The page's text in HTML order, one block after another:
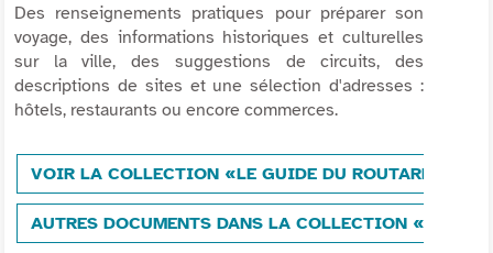
Des renseignements pratiques pour préparer son
voyage, des informations historiques et culturelles
sur la ville, des suggestions de circuits, des
descriptions de sites et une sélection d'adresses :
hôtels, restaurants ou encore commerces.
VOIR LA COLLECTION «LE GUIDE DU ROUTARD»
AUTRES DOCUMENTS DANS LA COLLECTION «LE